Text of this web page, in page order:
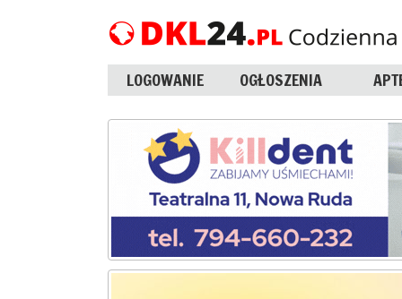
LOGOWANIE OGŁOSZENIA